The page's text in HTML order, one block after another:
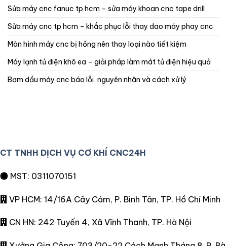
sửa máy cnc fanuc tp hcm – sửa máy khoan cnc tape drill
sửa máy cnc tp hcm – khắc phục lỗi thay dao máy phay cnc
màn hình máy cnc bị hỏng nên thay loại nào tiết kiệm
máy lạnh tủ điện khô ea – giải pháp làm mát tủ điện hiệu quả
bơm dầu máy cnc báo lỗi, nguyên nhân và cách xử lý
CT TNHH DỊCH VỤ CƠ KHÍ CNC24H
MST: 0311070151
VP HCM: 14/16A Cây Cám, P. Bình Tân, TP. Hồ Chí Minh
CN HN: 242 Tuyến 4, Xã Vĩnh Thanh, TP. Hà Nội